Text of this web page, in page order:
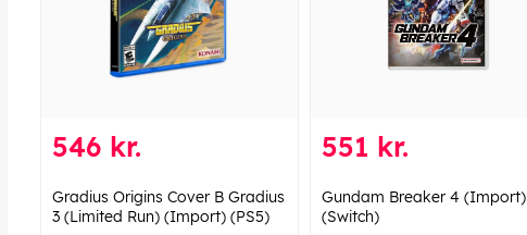
546 kr.
Gradius Origins Cover B Gradius
3 (Limited Run) (Import) (PS5)
551 kr.
Gundam Breaker 4 (Import)
(Switch)